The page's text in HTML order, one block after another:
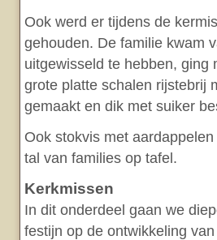
Ook werd er tijdens de
gehouden. De familie kwam
uitgewisseld te hebben, ging
grote platte schalen rijstebrij
gemaakt en dik met suiker
Ook stokvis met
tal van families op tafel.
Kerkmissen
In dit onderdeel gaan we
festijn op de ontwikkeling